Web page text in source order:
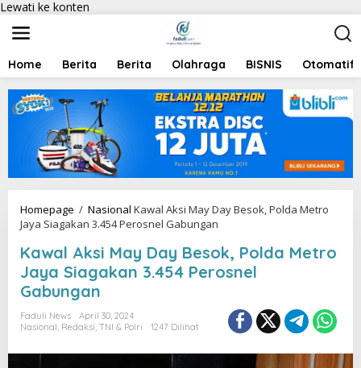
Lewati ke konten
Home Berita Berita Olahraga BISNIS Otomatif
Homepage / Nasional Kawal Aksi May Day Besok, Polda Metro
Jaya Siagakan 3.454 Perosnel Gabungan
Kawal Aksi May Day Besok, Polda Metro
Jaya Siagakan 3.454 Perosnel
Gabungan
Faduli News
April 30, 2024
Nasional, Redaksi, TNI & Polri 1247 Dilihat